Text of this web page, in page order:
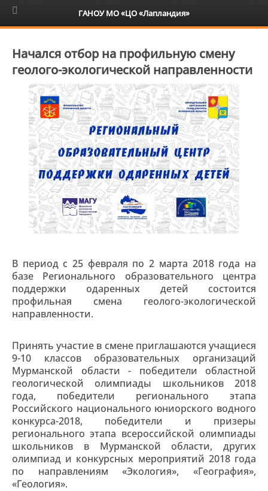
6+
Начался отбор на профильную смену
геолого-экологической направленности
В период с 25 февраля по 2 марта 2018 года на
базе Регионального образовательного центра
поддержки одаренных детей состоится
профильная смена геолого-экологической
направленности.
Принять участие в смене приглашаются учащиеся
9-10 классов образовательных организаций
Мурманской области - победители областной
геологической олимпиады школьников 2018
года, победители регионального этапа
Российского национального юниорского водного
конкурса-2018, победители и призеры
регионального этапа всероссийской олимпиады
школьников в Мурманской области, других
олимпиад и конкурсных мероприятий 2018 года
по направлениям «Экология», «География»,
«Геология».
ГАНОУ МО «ЦО «Лапландия»